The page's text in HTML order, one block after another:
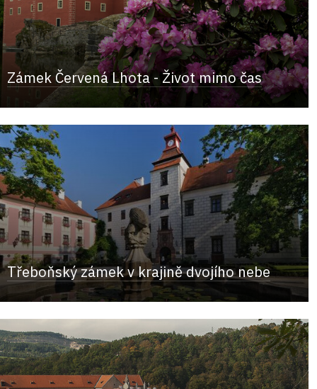
Zámek Červená Lhota - Život mimo čas
Třeboňský zámek v krajině dvojího nebe